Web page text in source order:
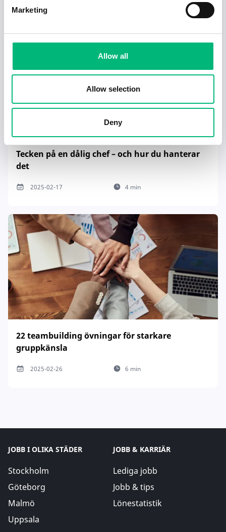
Marketing
Allow all
Allow selection
Deny
2025-02-20
Tecken på en dålig chef – och hur du hanterar
det
2025-02-17 4 min
22 teambuilding övningar för starkare
gruppkänsla
2025-02-26 6 min
JOBB I OLIKA STÄDER
Stockholm
Göteborg
Malmö
Uppsala
JOBB & KARRIÄR
Lediga jobb
Jobb & tips
Lönestatistik